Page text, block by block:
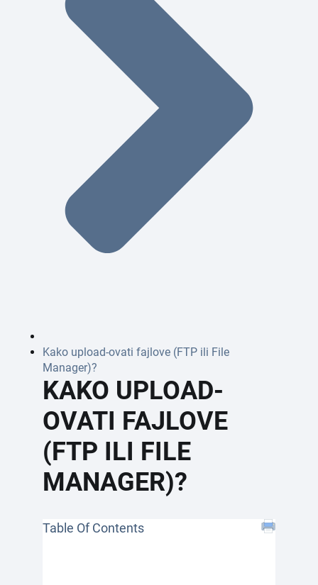
Kako upload-ovati fajlove (FTP ili File
Manager)?
KAKO UPLOAD-
OVATI FAJLOVE
(FTP ILI FILE
MANAGER)?
Table Of Contents